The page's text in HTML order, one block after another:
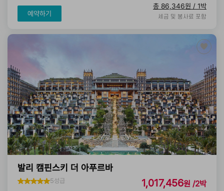
예약하기
총 86,346원 / 1박
세금 및 봉사료 포함
발리 캠핀스키 더 아푸르바
5성급 1,017,456원 /2박